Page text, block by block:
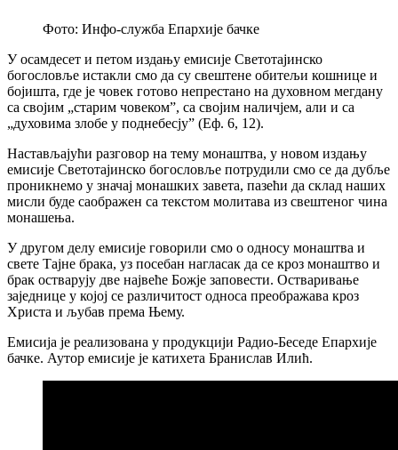
Фото: Инфо-служба Епархије бачке
У осамдесет и петом издању емисије Светотајинско
богословље истакли смо да су свештене обитељи кошнице и
бојишта, где је човек готово непрестано на духовном мегдану
са својим „старим човеком”, са својим наличјем, али и са
„духовима злобе у поднебесју” (Еф. 6, 12).
Настављајући разговор на тему монаштва, у новом издању
емисије Светотајинско богословље потрудили смо се да дубље
проникнемо у значај монашких завета, пазећи да склад наших
мисли буде саображен са текстом молитава из свештеног чина
монашења.
У другом делу емисије говорили смо о односу монаштва и
свете Тајне брака, уз посебан нагласак да се кроз монаштво и
брак остварују две највеће Божје заповести. Остваривање
заједнице у којој се различитост односа преображава кроз
Христа и љубав према Њему.
Емисија је реализована у продукцији Радио-Беседе Епархије
бачке. Аутор емисије је катихета Бранислав Илић.